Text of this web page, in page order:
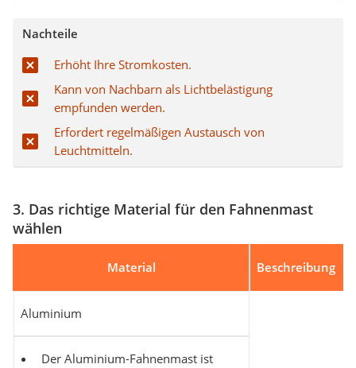
Nachteile
Erhöht Ihre Stromkosten.
Kann von Nachbarn als Lichtbelästigung
empfunden werden.
Erfordert regelmäßigen Austausch von
Leuchtmitteln.
3. Das richtige Material für den Fahnenmast
wählen
Material Beschreibung
Aluminium
Der Aluminium-Fahnenmast ist